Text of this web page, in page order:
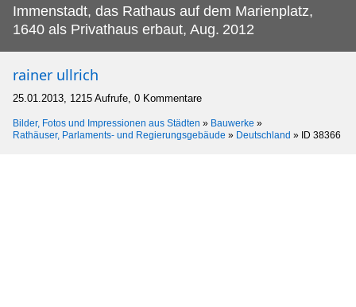
Immenstadt, das Rathaus auf dem Marienplatz,
1640 als Privathaus erbaut, Aug. 2012
rainer ullrich
25.01.2013, 1215 Aufrufe, 0 Kommentare
Bilder, Fotos und Impressionen aus Städten » Bauwerke »
Rathäuser, Parlaments- und Regierungsgebäude » Deutschland » ID 38366